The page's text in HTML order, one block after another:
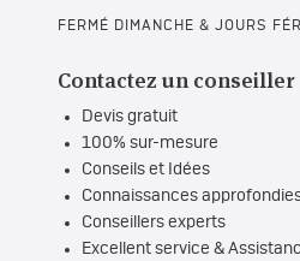
FERMÉ DIMANCHE & JOURS
Contactez un conseiller
Devis gratuit
100% sur-mesure
Conseils et Idées
Connaissances
Conseillers experts
Excellent service &